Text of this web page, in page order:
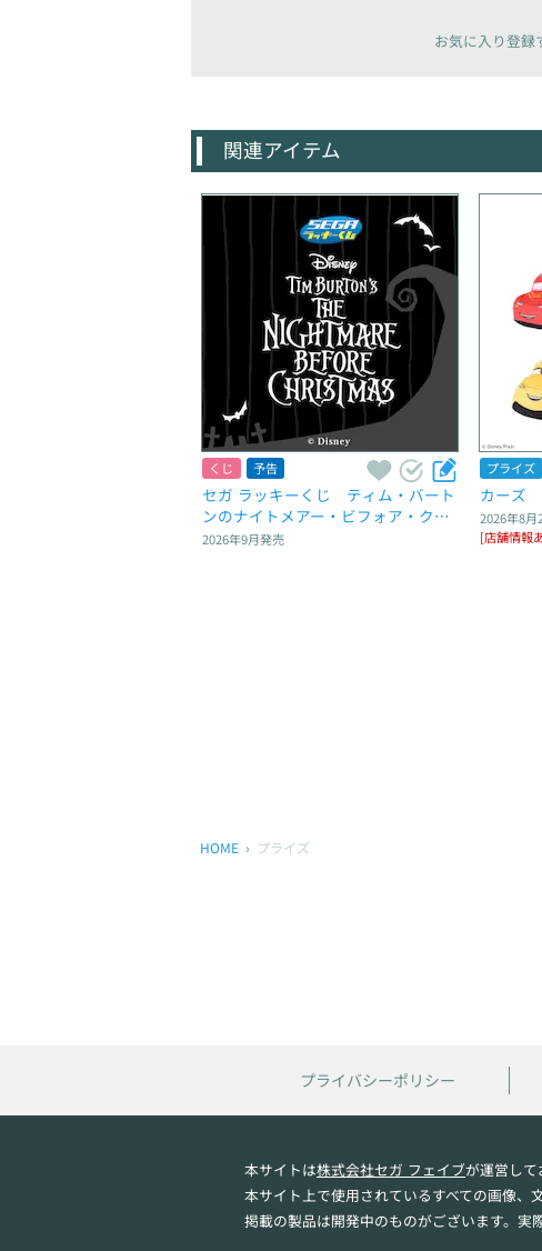
お気に入り登録
関連アイテム
くじ 予告
セガ ラッキーくじ　ティム・バート
ンのナイトメアー・ビフォア・クリ
スマス
2026年9月発売
プライズ
カーズ
2026年8月
[店舗情報
HOME プライズ
プライバシーポリシー
本サイトは株式会社セガ フェイブが運営して
本サイト上で使用されているすべての画像、
掲載の製品は開発中のものがございます。実